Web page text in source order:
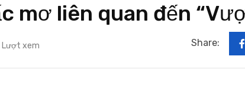
mơ liên quan đến
Lượt xem Share: